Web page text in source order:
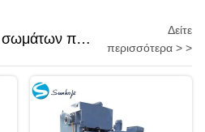
σωμάτων που
Δείτε
περισσότερα > >